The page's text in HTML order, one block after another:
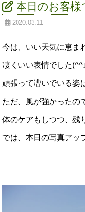
本日のお客様
2020.03.11
今は、いい天気に恵ま
凄くいい表情でした
頑張って漕いでいる姿
ただ、風が強かったの
体のケアもしつつ、残
では、本日の写真アッ